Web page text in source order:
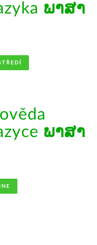
ພາສາ
ພາສາ